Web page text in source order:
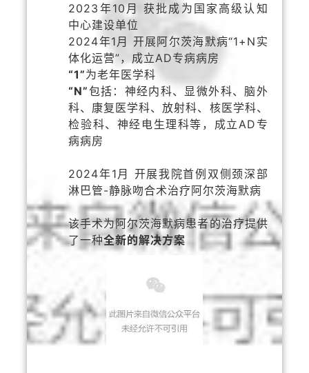
2023年10月 获批成为国家高级认知
中心建设单位
2024年1月 开展阿尔茨海默病“1+N实
体化运营”， 成立AD专病病房
“1”为老年医学科
“N”包括：神经内科、显微外科、脑外
科、康复医学科、放射科、核医学科、
检验科、神经电生理科等，成立AD专
病病房
2024年1月 开展我院首例双侧颈深部
淋巴管-静脉吻合术治疗阿尔茨海默病
该手术为阿尔茨海默病患者的治疗提供
了一种全新的解决方案